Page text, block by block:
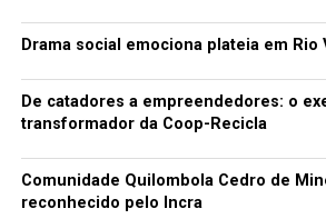
Drama social emociona plateia em Rio
De catadores a empreendedores: o
transformador da Coop-Recicla
Comunidade Quilombola Cedro de
reconhecido pelo Incra